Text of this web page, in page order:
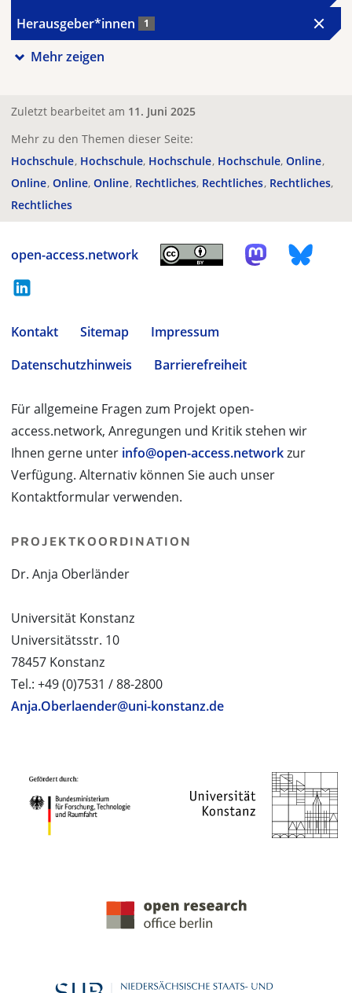
Herausgeber*innen 1
Mehr zeigen
Zuletzt bearbeitet am 11. Juni 2025
Mehr zu den Themen dieser Seite:
Hochschule Hochschule Hochschule Hochschule Online
Online Online Online Rechtliches Rechtliches Rechtliches
Rechtliches
open-access.network
Kontakt Sitemap
Impressum
Datenschutzhinweis
Barrierefreiheit
Für allgemeine Fragen zum Projekt open-
access.network, Anregungen und Kritik stehen wir
Ihnen gerne unter info@open-access.networkzur
Verfügung. Alternativ können Sie auch unser
Kontaktformular verwenden.
PROJEKTKOORDINATION
Dr. Anja Oberländer
Universität Konstanz
Universitätsstr. 10
78457 Konstanz
Tel.: +49 (0)7531 / 88-2800
Anja.Oberlaender@uni-konstanz.de